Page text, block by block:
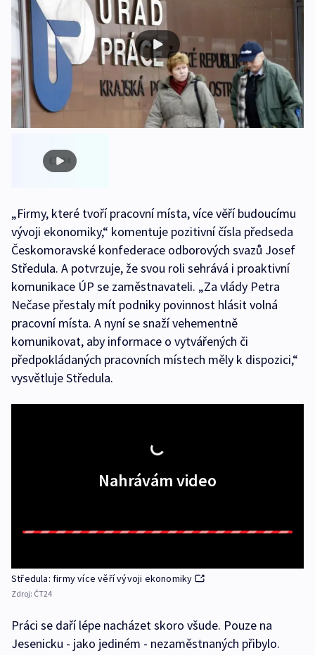
„Firmy, které tvoří pracovní místa, více věří budoucímu
vývoji ekonomiky,“ komentuje pozitivní čísla předseda
Českomoravské konfederace odborových svazů Josef
Středula. A potvrzuje, že svou roli sehrává i proaktivní
komunikace ÚP se zaměstnavateli. „Za vlády Petra
Nečase přestaly mít podniky povinnost hlásit volná
pracovní místa. A nyní se snaží vehementně
komunikovat, aby informace o vytvářených či
předpokládaných pracovních místech měly k dispozici,“
vysvětluje Středula.
Nahrávám video
Středula: firmy více věří vývoji ekonomiky
Zdroj: ČT24
Práci se daří lépe nacházet skoro všude. Pouze na
Jesenicku - jako jediném - nezaměstnaných přibylo.